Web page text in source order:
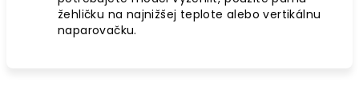
žehličku na najnižšej teplote alebo vertikálnu
naparovačku.